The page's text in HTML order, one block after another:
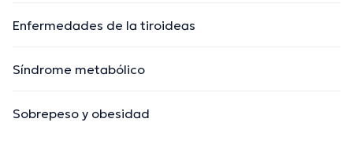
Enfermedades de la tiroideas
Síndrome metabólico
Sobrepeso y obesidad